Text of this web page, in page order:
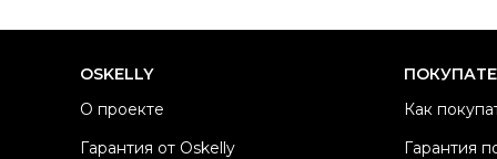
OSKELLY
О проекте
Гарантия от Oskelly
Как
Гарантия